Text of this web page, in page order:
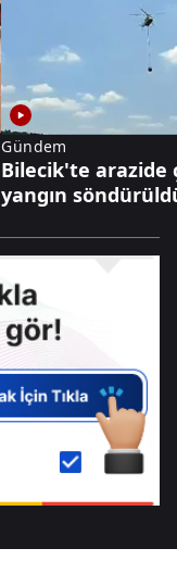
Gündem
Bilecik'te arazide
yangın